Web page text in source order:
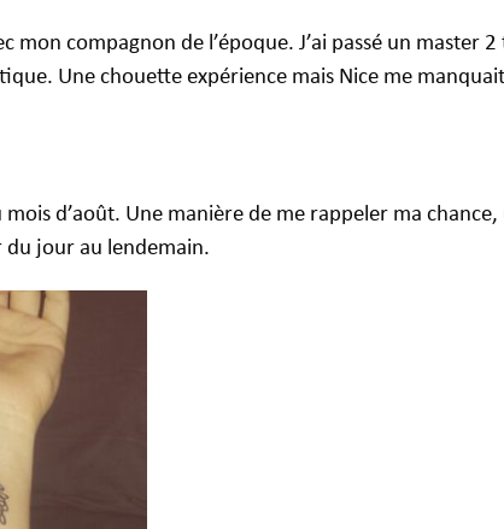
mon compagnon de l’époque. J’ai passé un master
Une chouette expérience mais Nice me
d’août. Une manière de me rappeler ma
du jour au lendemain.